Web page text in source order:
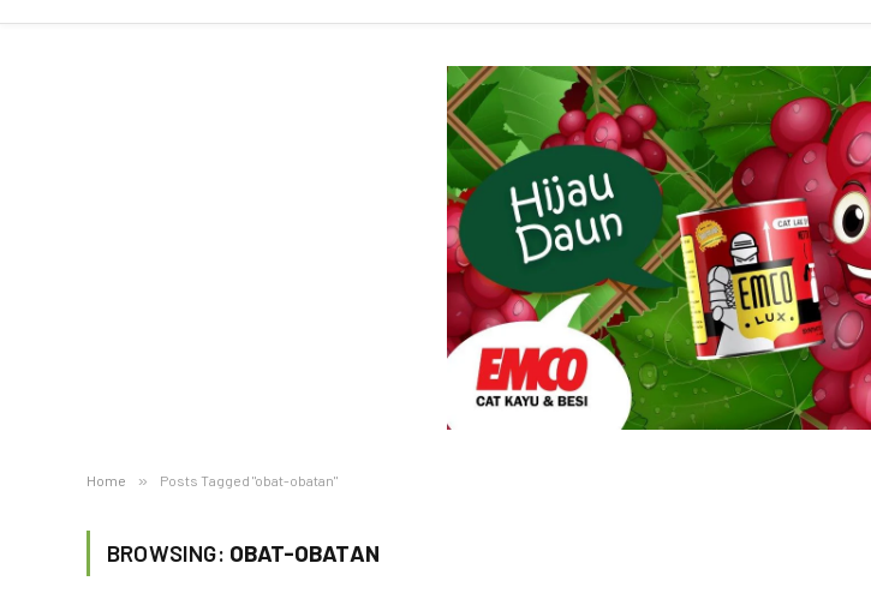
Home » Posts Tagged "obat-obatan"
BROWSING: OBAT-OBATAN